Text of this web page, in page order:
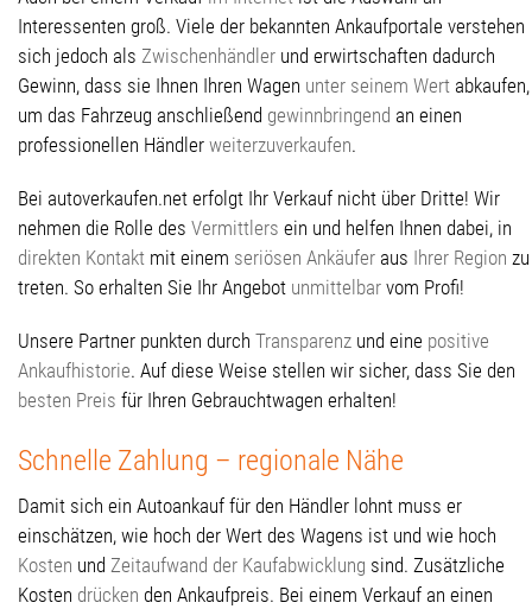
Interessenten groß. Viele der bekannten Ankaufportale verstehen
sich jedoch als Zwischenhändler und erwirtschaften dadurch
Gewinn, dass sie Ihnen Ihren Wagen unter seinem Wert abkaufen,
um das Fahrzeug anschließend gewinnbringend an einen
professionellen Händler weiterzuverkaufen.
Bei autoverkaufen.net erfolgt Ihr Verkauf nicht über Dritte! Wir
nehmen die Rolle des Vermittlers ein und helfen Ihnen dabei, in
direkten Kontakt mit einem seriösen Ankäufer aus Ihrer Region zu
treten. So erhalten Sie Ihr Angebot unmittelbar vom Profi!
Unsere Partner punkten durch Transparenz und eine positive
Ankaufhistorie. Auf diese Weise stellen wir sicher, dass Sie den
besten Preis für Ihren Gebrauchtwagen erhalten!
Schnelle Zahlung – regionale Nähe
Damit sich ein Autoankauf für den Händler lohnt muss er
einschätzen, wie hoch der Wert des Wagens ist und wie hoch
Kosten und Zeitaufwand der Kaufabwicklung sind. Zusätzliche
Kosten drücken den Ankaufpreis. Bei einem Verkauf an einen